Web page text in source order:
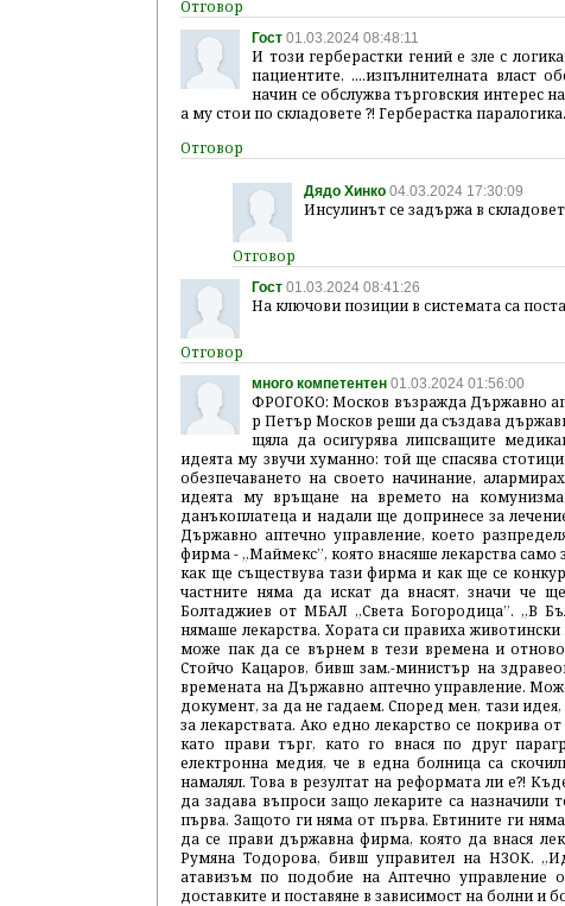
Гост 01.03.2024 08:48:11
И този герберастки гений е зле с
пациентите. ....изпълнителната власт
начин се обслужва търговския интерес
а му стои по складовете ?! Герберастка паралогика.
Дядо Хинко 04.03.2024 17:30:09
Инсулинът се задържа в
Гост 01.03.2024 08:41:26
На ключови позиции в системата са
много компетентен 01.03.2024 01:56:00
ФРОГОКО: Москов възражда Държавно
р Петър Москов реши да създава
щяла да осигурява липсващите
идеята му звучи хуманно: той ще спасява
обезпечаването на своето начинание,
идеята му връщане на времето на
данъкоплатеца и надали ще допринесе за
Държавно аптечно управление, което
фирма - „Маймекс”, която внасяше лекарства
как ще съществува тази фирма и как ще се
частните няма да искат да внасят, значи че
Болтаджиев от МБАЛ „Света Богородица”. „В
нямаше лекарства. Хората си правиха
може пак да се върнем в тези времена и
Стойчо Кацаров, бивш зам.-министър на
времената на Държавно аптечно управление.
документ, за да не гадаем. Според мен, тази
за лекарствата. Ако едно лекарство се покрива
като прави търг, като го внася по друг
електронна медия, че в една болница са
намалял. Това в резултат на реформата ли е?!
да задава въпроси защо лекарите са назначили
първа. Защото ги няма от първа. Евтините ги
да се прави държавна фирма, която да внася
Румяна Тодорова, бивш управител на НЗОК.
атавизъм по подобие на Аптечно управление
доставките и поставяне в зависимост на болни и